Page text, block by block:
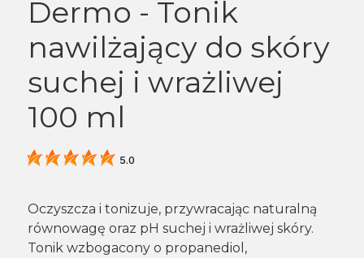
Dermo - Tonik
nawilżający do skóry
suchej i wrażliwej
100 ml
5.0
Oczyszcza i tonizuje, przywracając naturalną
równowagę oraz pH suchej i wrażliwej skóry.
Tonik wzbogacony o propanediol,